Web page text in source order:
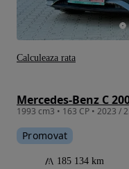
Promovat
185 134 km
Calculeaza rata